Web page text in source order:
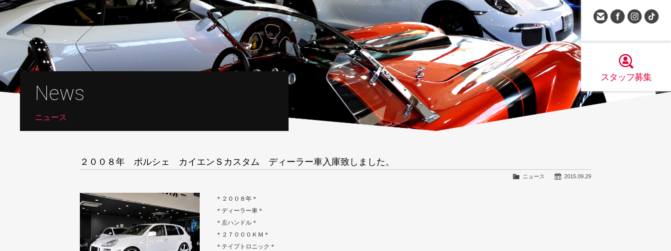
スタッフ募集
News
ニュース
２００８年 ポルシェ カイエンＳカスタム ディーラー車入庫致しました。
2015.09.29
ニュース
＊２００８年＊
＊ディーラー車＊
＊左ハンドル＊
＊２７０００ＫＭ＊
＊テイプトロニック＊